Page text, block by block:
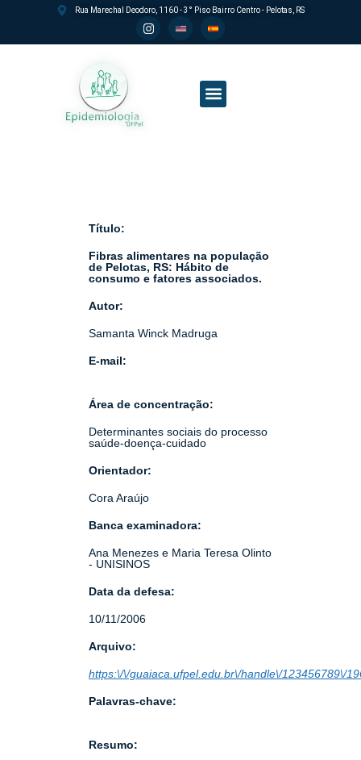
Rua Marechal Deodoro, 1160 - 3° Piso Bairro Centro - Pelotas, RS
Título:
Fibras alimentares na população
de Pelotas, RS: Hábito de
consumo e fatores associados.
Autor:
Samanta Winck Madruga
E-mail:
Área de concentração:
Determinantes sociais do processo
saúde-doença-cuidado
Orientador:
Cora Araújo
Banca examinadora:
Ana Menezes e Maria Teresa Olinto
- UNISINOS
Data da defesa:
10/11/2006
Arquivo:
https:\/\/guaiaca.ufpel.edu.br\/handle\/123456789\/
Palavras-chave:
Resumo: